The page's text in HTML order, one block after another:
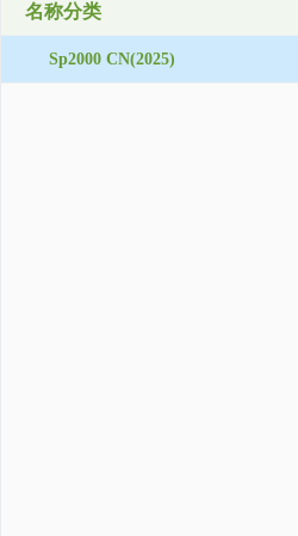
名称分类
Sp2000 CN(2025)